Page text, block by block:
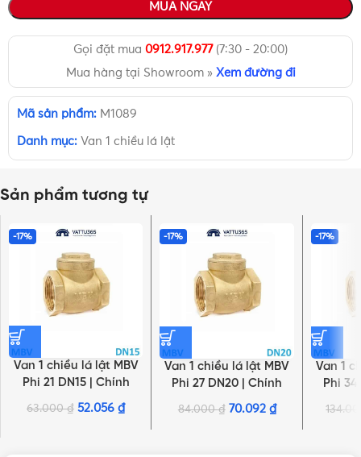
MUA NGAY
Gọi đặt mua 0912.917.977(7:30 - 20:00)
Mua hàng tại Showroom » Xem đường đi
Mã sản phẩm: M1089
Danh mục: Van 1 chiều lá lật
Sản phẩm tương tự
-17%
Van 1 chiều lá lật MBV
Phi 21 DN15 | Chính
hãng Minh Hòa
63.000₫ 52.056₫
-17%
Van 1 chiều lá lật MBV
Phi 27 DN20 | Chính
hãng Minh Hòa
84.000₫ 70.092 ₫
-17%
Van 1
Phi
NHẤN ĐỂ XEM TIẾP (THU GỌN)